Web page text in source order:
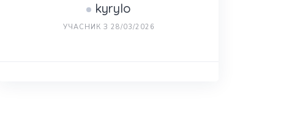
kyrylo
УЧАСНИК З 28/03/2026